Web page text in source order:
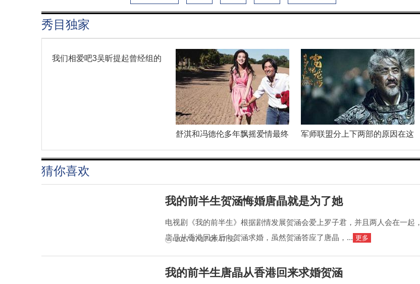
秀目独家
我们相爱吧3吴昕提起曾经组的
舒淇和冯德伦多年飘摇爱情最终 军师联盟分上下两部的原因在这
猜你喜欢
我的前半生贺涵悔婚唐晶就是为了她
电视剧《我的前半生》根据剧情发展贺涵会爱上罗子君，并且两人会在一起，
唐晶从香港回来后向贺涵求婚，虽然贺涵答应了唐晶，... 更多
2017-07-17 09:47:55
我的前半生唐晶从香港回来求婚贺涵